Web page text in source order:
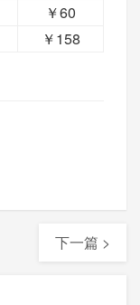
￥60
￥158
下一篇 >